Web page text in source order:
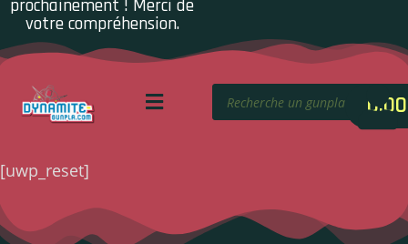
prochainement ! Merci de
votre compréhension.
0.00
[uwp_reset]